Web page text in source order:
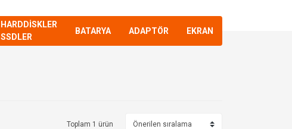
HARDDİSKLER
SSDLER
BATARYA ADAPTÖR EKRAN
Toplam 1 ürün